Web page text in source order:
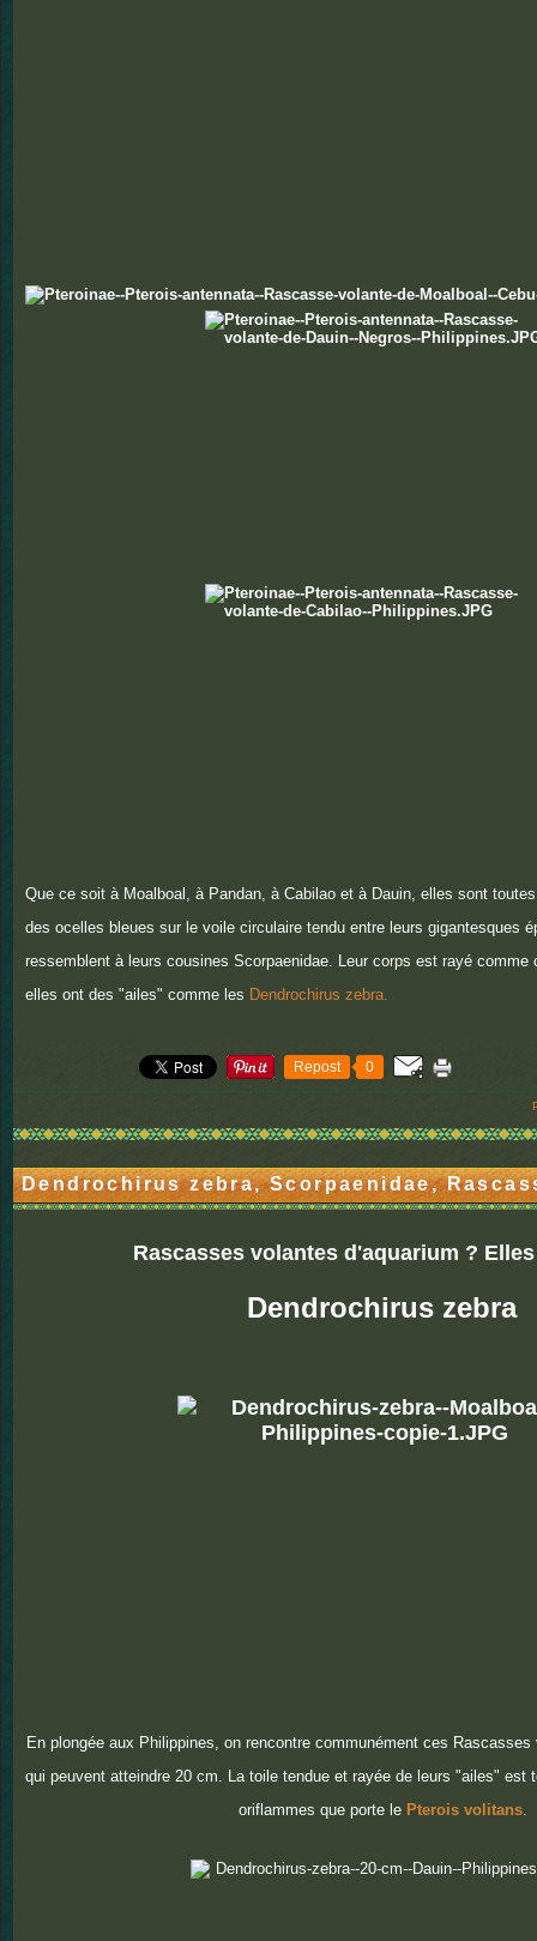
Que ce soit à Moalboal, à Pandan, à Cabilao et à Dauin, elles sont
des ocelles bleues sur le voile circulaire tendu entre leurs gigantesques
ressemblent à leurs cousines Scorpaenidae. Leur corps est rayé
elles ont des "ailes" comme les Dendrochirus zebra.
Repost 0
Dendrochirus zebra, Scorpaenidae,
Rascasses volantes d'aquarium ?
Dendrochirus zebra
En plongée aux Philippines, on rencontre communément ces
qui peuvent atteindre 20 cm. La toile tendue et rayée de leurs "ailes" est
oriflammes que porte le Pterois volitans.